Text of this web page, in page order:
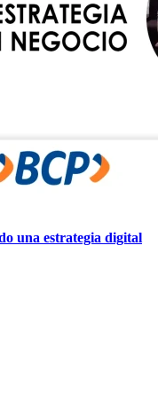
una estrategia digital